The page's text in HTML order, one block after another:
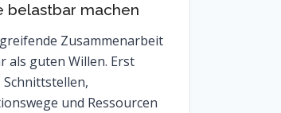
belastbar machen
Zusammenarbeit
als guten Willen. Erst
Schnittstellen,
und Ressourcen